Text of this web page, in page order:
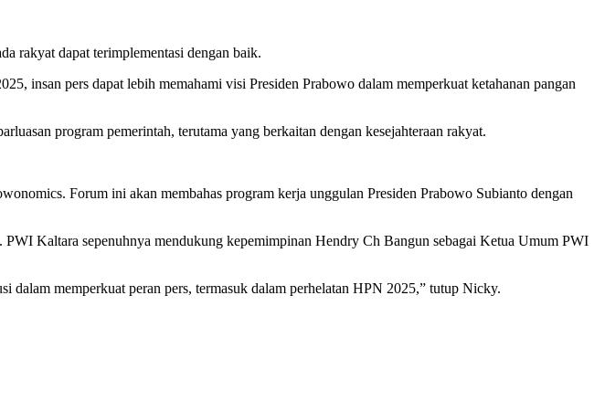
rakyat dapat terimplementasi dengan baik.
insan pers dapat lebih memahami visi Presiden Prabowo dalam memperkuat ketahanan pangan
program pemerintah, terutama yang berkaitan dengan kesejahteraan rakyat.
Forum ini akan membahas program kerja unggulan Presiden Prabowo Subianto dengan
Kaltara sepenuhnya mendukung kepemimpinan Hendry Ch Bangun sebagai Ketua Umum PWI
memperkuat peran pers, termasuk dalam perhelatan HPN 2025,” tutup Nicky.